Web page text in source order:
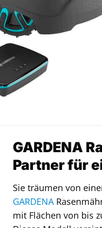
GARDENA
Partner für
Sie träumen von
GARDENA
mit Flächen von bis